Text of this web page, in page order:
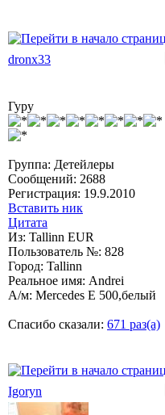
dronx33
Гуру
Группа: Детейлеры
Сообщений: 2688
Регистрация: 19.9.2010
Вставить ник
Цитата
Из: Tallinn EUR
Пользователь №: 828
Город: Tallinn
Реальное имя: Andrei
А/м: Mercedes E 500,белый
Спасибо сказали: 671 раз(а)
Igoryn